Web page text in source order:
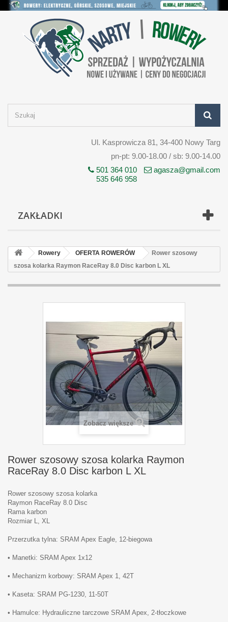
Ul. Kasprowicza 81, 34-400 Nowy Targ
pn-pt: 9.00-18.00 / sb: 9.00-14.00
501 364 010
535 646 958
agasza@gmail.com
ZAKŁADKI
Rowery OFERTA ROWERÓW
Rower szosowy
szosa kolarka Raymon RaceRay 8.0 Disc karbon L XL
Zobacz większe
Rower szosowy szosa kolarka Raymon
RaceRay 8.0 Disc karbon L XL
Rower szosowy szosa kolarka
Raymon RaceRay 8.0 Disc
Rama karbon
Rozmiar L, XL
Przerzutka tylna: SRAM Apex Eagle, 12-biegowa
• Manetki: SRAM Apex 1x12
• Mechanizm korbowy: SRAM Apex 1, 42T
• Kaseta: SRAM PG-1230, 11-50T
• Hamulce: Hydrauliczne tarczowe SRAM Apex, 2-tłoczkowe